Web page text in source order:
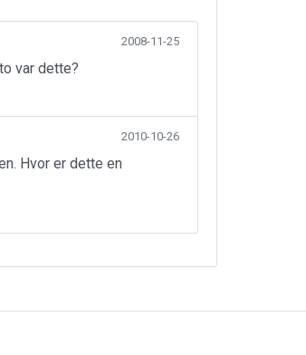
2008-11-25
var dette?
2010-10-26
Hvor er dette en